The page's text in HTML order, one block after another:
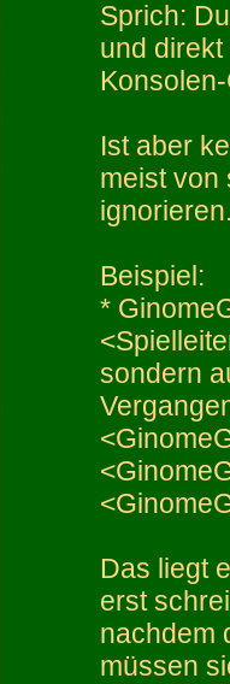
Sprich:
und
Ist aber
meist von
Beispiel:
*
sondern
Das liegt
erst
nachdem
müssen